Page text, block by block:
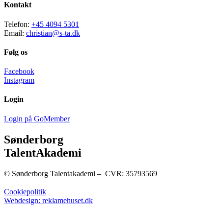
Kontakt
Telefon: +45 4094 5301
Email: christian@s-ta.dk
Følg os
Facebook
Instagram
Login
Login på GoMember
Sønderborg
TalentAkademi
© Sønderborg Talentakademi – CVR: 35793569
Cookiepolitik
Webdesign: reklamehuset.dk